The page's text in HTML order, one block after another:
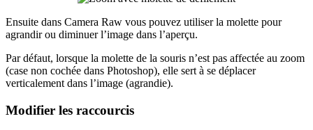
Ensuite dans Camera Raw vous pouvez utiliser la molette pour
agrandir ou diminuer l’image dans l’aperçu.
Par défaut, lorsque la molette de la souris n’est pas affectée au zoom
(case non cochée dans Photoshop), elle sert à se déplacer
verticalement dans l’image (agrandie).
Modifier les raccourcis